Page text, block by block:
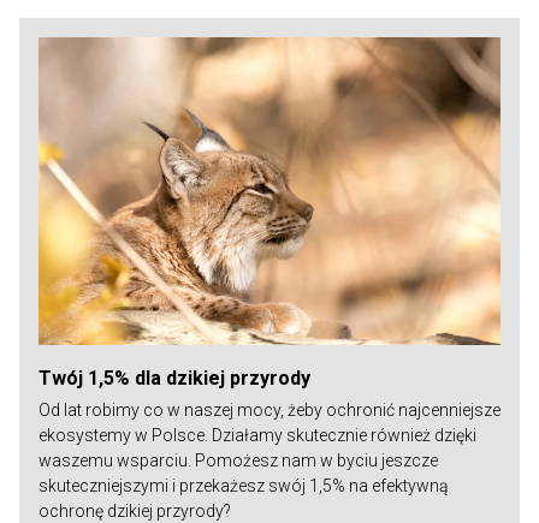
Twój 1,5% dla dzikiej przyrody
Od lat robimy co w naszej mocy, żeby ochronić najcenniejsze
ekosystemy w Polsce. Działamy skutecznie również dzięki
waszemu wsparciu. Pomożesz nam w byciu jeszcze
skuteczniejszymi i przekażesz swój 1,5% na efektywną
ochronę dzikiej przyrody?